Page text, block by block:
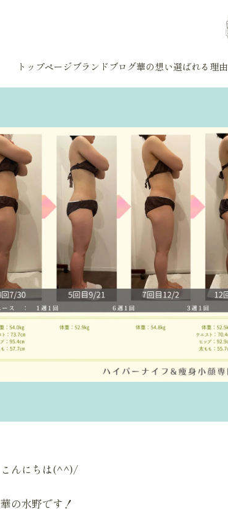
トップページブランド ブログ華の想い選ばれる理由
こんにちは(^^)/
華の水野です！